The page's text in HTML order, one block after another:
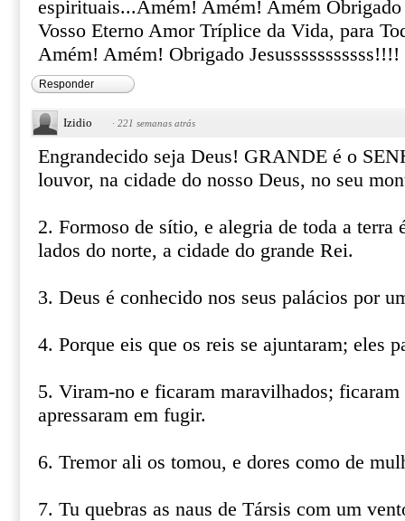
espirituais...Amém! Amém! Amém Obrigado
Vosso Eterno Amor Tríplice da Vida, para
Amém! Amém! Obrigado Jesusssssssssss!!!!
Responder
Izidio · 221 semanas atrás
Engrandecido seja Deus! GRANDE é o
louvor, na cidade do nosso Deus, no seu
2. Formoso de sítio, e alegria de toda a terra
lados do norte, a cidade do grande Rei.
3. Deus é conhecido nos seus palácios por
4. Porque eis que os reis se ajuntaram; eles
5. Viram-no e ficaram maravilhados; ficaram
apressaram em fugir.
6. Tremor ali os tomou, e dores como de
7. Tu quebras as naus de Társis com um